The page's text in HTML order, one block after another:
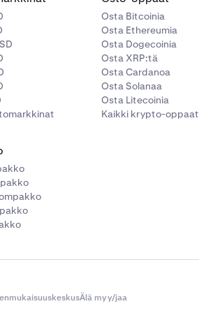
Osta Bitcoinia
Osta Ethereumia
Osta Dogecoinia
Osta XRP:tä
Osta Cardanoa
Osta Solanaa
Osta Litecoinia
Kaikki krypto-oppaat
Älä myy/jaa